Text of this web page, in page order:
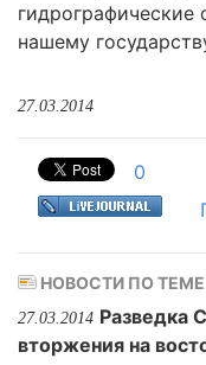
нашему
27.03.2014
0
НОВОСТИ ПО ТЕМЕ
27.03.2014 Разведка
вторжения на